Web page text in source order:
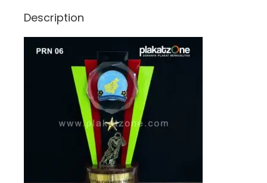
Description